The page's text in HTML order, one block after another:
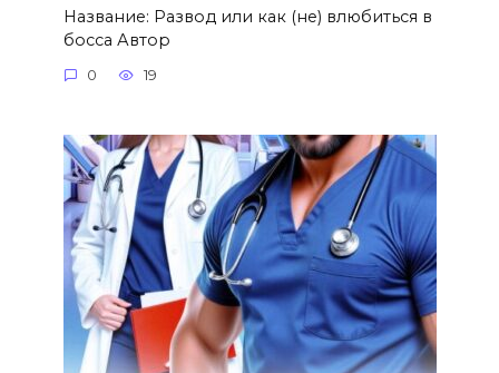
Название: Развод или как (не) влюбиться в
босса Автор
0 19